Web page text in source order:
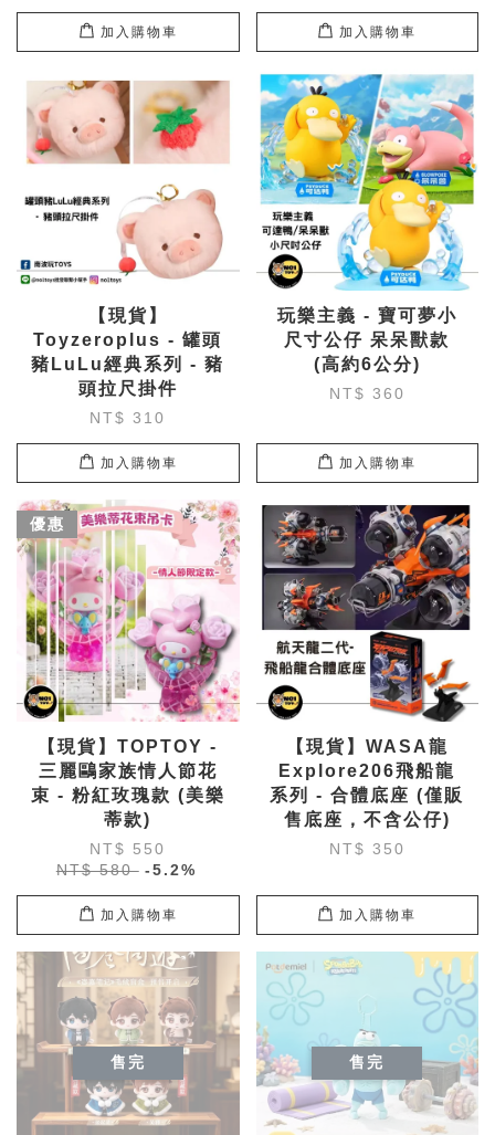
加入購物車 加入購物車
【現貨】
Toyzeroplus - 罐頭
豬LuLu經典系列 - 豬
頭拉尺掛件
NT$ 310
加入購物車
玩樂主義 - 寶可夢小
尺寸公仔 呆呆獸款
(高約6公分)
NT$ 360
加入購物車
優惠
【現貨】TOPTOY -
三麗鷗家族情人節花
束 - 粉紅玫瑰款 (美樂
蒂款)
NT$ 550
NT$ 580 -5.2%
加入購物車
【現貨】WASA龍
Explore206飛船龍
系列 - 合體底座 (僅販
售底座，不含公仔)
NT$ 350
加入購物車
售完 售完